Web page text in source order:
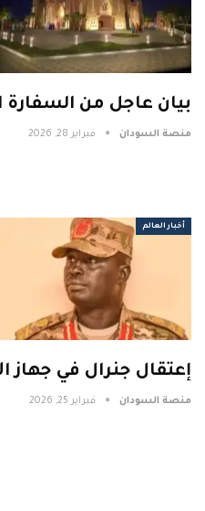
بيان عاجل من السفارة
منصة السودان فبراير 28, 2026
أخبار العالم
إعتقال جنرال في جهاز
منصة السودان فبراير 25, 2026